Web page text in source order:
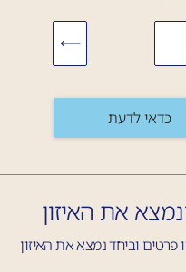
עם תסמינים פיזיים ונפשיים שונים
כדאי לדעת
את האיזון
פרטים וביחד נמצא את האיזון